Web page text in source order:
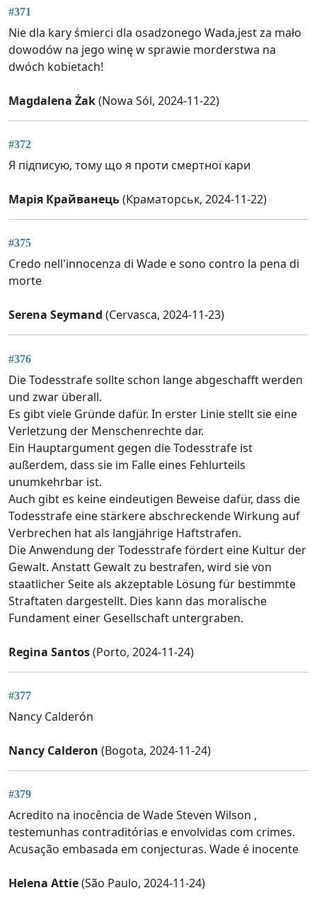
#371
Nie dla kary śmierci dla osadzonego Wada,jest za mało
dowodów na jego winę w sprawie morderstwa na
dwóch kobietach!
Magdalena Żak(Nowa Sól, 2024-11-22)
#372
Я підписую, тому що я проти смертної кари
Марія Крайванець(Краматорськ, 2024-11-22)
#375
Credo nell'innocenza di Wade e sono contro la pena di
morte
Serena Seymand (Cervasca, 2024-11-23)
#376
Die Todesstrafe sollte schon lange abgeschafft werden
und zwar überall.
Es gibt viele Gründe dafür. In erster Linie stellt sie eine
Verletzung der Menschenrechte dar.
Ein Hauptargument gegen die Todesstrafe ist
außerdem, dass sie im Falle eines Fehlurteils
unumkehrbar ist.
Auch gibt es keine eindeutigen Beweise dafür, dass die
Todesstrafe eine stärkere abschreckende Wirkung auf
Verbrechen hat als langjährige Haftstrafen.
Die Anwendung der Todesstrafe fördert eine Kultur der
Gewalt. Anstatt Gewalt zu bestrafen, wird sie von
staatlicher Seite als akzeptable Lösung für bestimmte
Straftaten dargestellt. Dies kann das moralische
Fundament einer Gesellschaft untergraben.
Regina Santos(Porto, 2024-11-24)
#377
Nancy Calderón
Nancy Calderon (Bogota, 2024-11-24)
#379
Acredito na inocência de Wade Steven Wilson ,
testemunhas contraditórias e envolvidas com crimes.
Acusação embasada em conjecturas. Wade é inocente
Helena Attie(São Paulo, 2024-11-24)